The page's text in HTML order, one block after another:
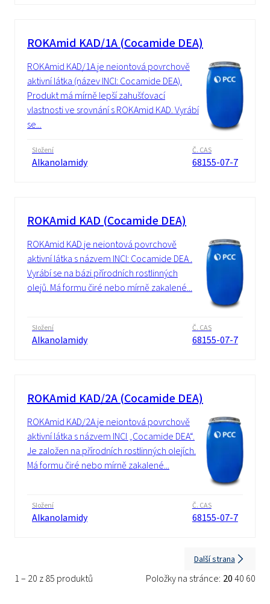
ROKAmid KAD/1A (Cocamide DEA)
ROKAmid KAD/1A je neiontová povrchově
aktivní látka (název INCI: Cocamide DEA).
Produkt má mírně lepší zahušťovací
vlastnosti ve srovnání s ROKAmid KAD. Vyrábí
se...
Složení
Alkanolamidy
Č. CAS
68155-07-7
ROKAmid KAD (Cocamide DEA)
ROKAmid KAD je neiontová povrchově
aktivní látka s názvem INCI: Cocamide DEA .
Vyrábí se na bázi přírodních rostlinných
olejů. Má formu čiré nebo mírně zakalené...
Složení
Alkanolamidy
Č. CAS
68155-07-7
ROKAmid KAD/2A (Cocamide DEA)
ROKAmid KAD/2A je neiontová povrchově
aktivní látka s názvem INCI „Cocamide DEA“.
Je založen na přírodních rostlinných olejích.
Má formu čiré nebo mírně zakalené...
Složení
Alkanolamidy
Č. CAS
68155-07-7
1 – 20 z 85 produktů Položky na stránce: 2040 60
Další strana